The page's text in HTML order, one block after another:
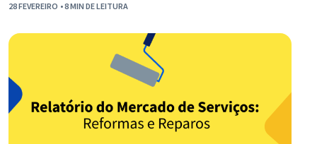
28 FEVEREIRO • 8 MIN DE LEITURA